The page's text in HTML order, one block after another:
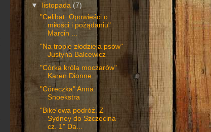
▼
listopada (7)
"Celibat. Opowieści o
miłości i pożądaniu"
Marcin ...
"Na tropie złodzieja psów"
Justyna Balcewicz
"Córka króla moczarów"
Karen Dionne
"Córeczka" Anna
Snoekstra
"Bike'owa podróż. Z
Sydney do Szczecina
cz. 1" Da...